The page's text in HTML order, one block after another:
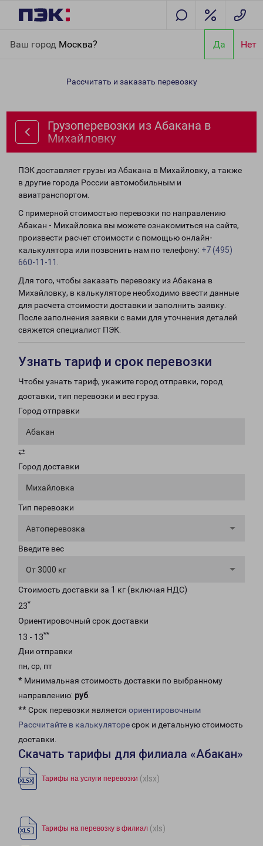
Ваш город Москва? Да Нет
Михайловку
Рассчитать и заказать перевозку
Грузоперевозки из Абакана в
Михайловку
ПЭК доставляет грузы из Абакана в Михайловку, а также
в другие города России автомобильным и
авиатранспортом.
С примерной стоимостью перевозки по направлению
Абакан - Михайловка вы можете ознакомиться на сайте,
произвести расчет стоимости с помощью онлайн-
калькулятора или позвонить нам по телефону: +7 (495)
660-11-11
Для того, чтобы заказать перевозку из Абакана в
Михайловку, в калькуляторе необходимо ввести данные
для расчета стоимости доставки и заполнить заявку.
После заполнения заявки с вами для уточнения деталей
свяжется специалист ПЭК.
Узнать тариф и срок перевозки
Чтобы узнать тариф, укажите город отправки, город
доставки, тип перевозки и вес груза.
Город отправки
Абакан
⇄
Город доставки
Михайловка
Тип перевозки
Автоперевозка
Введите вес
От 3000 кг
Стоимость доставки за 1 кг (включая НДС)
23*
Ориентировочный срок доставки
13 - 13**
Дни отправки
пн, ср, пт
* Минимальная стоимость доставки по выбранному
направлению: руб.
** Срок перевозки является ориентировочным
Рассчитайте в калькуляторесрок и детальную стоимость
доставки.
Скачать тарифы для филиала «Абакан»
Тарифы на услуги перевозки (xlsx)
Тарифы на перевозку в филиал (xls)